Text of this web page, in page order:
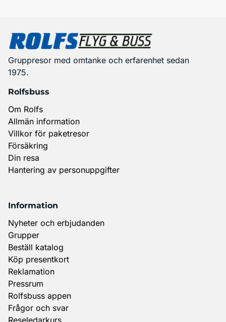
Gruppresor med omtanke och erfarenhet sedan
1975.
Rolfsbuss
Om Rolfs
Allmän information
Villkor för paketresor
Försäkring
Din resa
Hantering av personuppgifter
Information
Nyheter och erbjudanden
Grupper
Beställ katalog
Köp presentkort
Reklamation
Pressrum
Rolfsbuss appen
Frågor och svar
Reseledarkurs